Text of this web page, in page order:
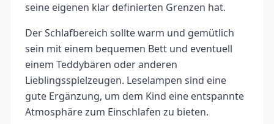
seine eigenen klar definierten Grenzen hat.
Der Schlafbereich sollte warm und gemütlich
sein mit einem bequemen Bett und eventuell
einem Teddybären oder anderen
Lieblingsspielzeugen. Leselampen sind eine
gute Ergänzung, um dem Kind eine entspannte
Atmosphäre zum Einschlafen zu bieten.